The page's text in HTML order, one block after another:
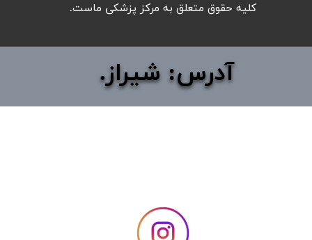
​کلیه حقوق متعلق به مرکز پزشکی ماست.
آدرس: شیراز.